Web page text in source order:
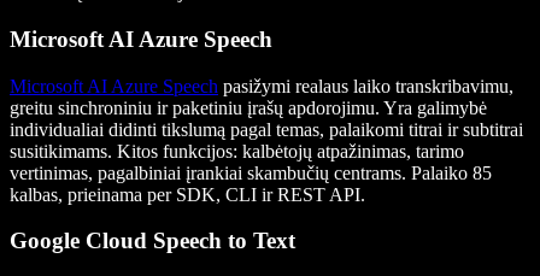
Microsoft AI Azure Speech
Microsoft AI Azure Speech pasižymi realaus laiko transkribavimu,
greitu sinchroniniu ir paketiniu įrašų apdorojimu. Yra galimybė
individualiai didinti tikslumą pagal temas, palaikomi titrai ir subtitrai
susitikimams. Kitos funkcijos: kalbėtojų atpažinimas, tarimo
vertinimas, pagalbiniai įrankiai skambučių centrams. Palaiko 85
kalbas, prieinama per SDK, CLI ir REST API.
Google Cloud Speech to Text